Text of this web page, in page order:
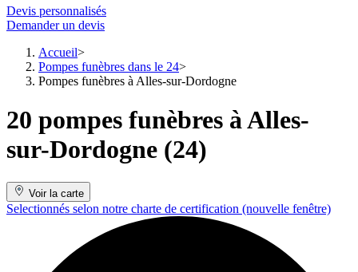
Devis personnalisés
Demander un devis
Accueil
Pompes funèbres dans le 24
Pompes funèbres à Alles-sur-Dordogne
20 pompes funèbres à Alles-
sur-Dordogne (24)
Voir la carte
Selectionnés selon notre charte de certification (nouvelle fenêtre)